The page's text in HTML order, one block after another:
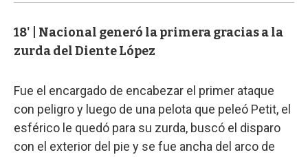
18' | Nacional generó la primera gracias a la
zurda del Diente López
Fue el encargado de encabezar el primer ataque
con peligro y luego de una pelota que peleó Petit, el
esférico le quedó para su zurda, buscó el disparo
con el exterior del pie y se fue ancha del arco de